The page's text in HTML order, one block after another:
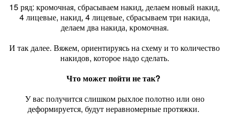
15 ряд: кромочная, сбрасываем накид, делаем новый накид,
4 лицевые, накид, 4 лицевые, сбрасываем три накида,
делаем два накида, кромочная.
И так далее. Вяжем, ориентируясь на схему и то количество
накидов, которое надо сделать.
Что может пойти не так?
У вас получится слишком рыхлое полотно или оно
деформируется, будут неравномерные протяжки.